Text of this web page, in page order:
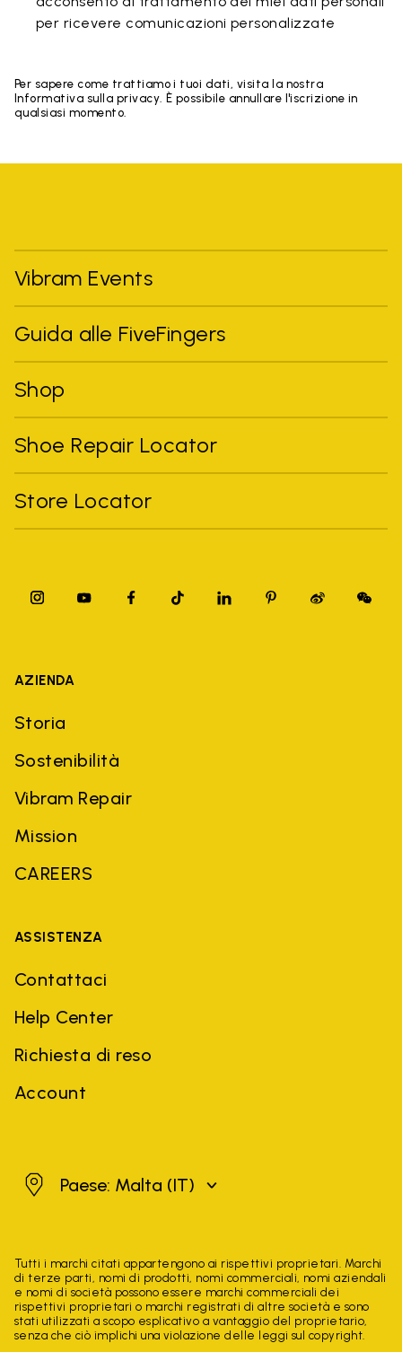
per ricevere comunicazioni personalizzate
Per sapere come trattiamo i tuoi dati, visita la nostra
Informativa sulla privacy. È possibile annullare l'iscrizione in
qualsiasi momento.
Vibram Events
Guida alle FiveFingers
Shop
Shoe Repair Locator
Store Locator
AZIENDA
Storia
Sostenibilità
Vibram Repair
Mission
CAREERS
ASSISTENZA
Contattaci
Help Center
Richiesta di reso
Account
MaltaPaese: Malta (IT)
Tutti i marchi citati appartengono ai rispettivi proprietari. Marchi
di terze parti, nomi di prodotti, nomi commerciali, nomi aziendali
e nomi di società possono essere marchi commerciali dei
rispettivi proprietari o marchi registrati di altre società e sono
stati utilizzati a scopo esplicativo a vantaggio del proprietario,
senza che ciò implichi una violazione delle leggi sul copyright.